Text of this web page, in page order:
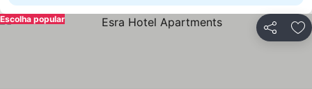
Partilhar
Escolha popular